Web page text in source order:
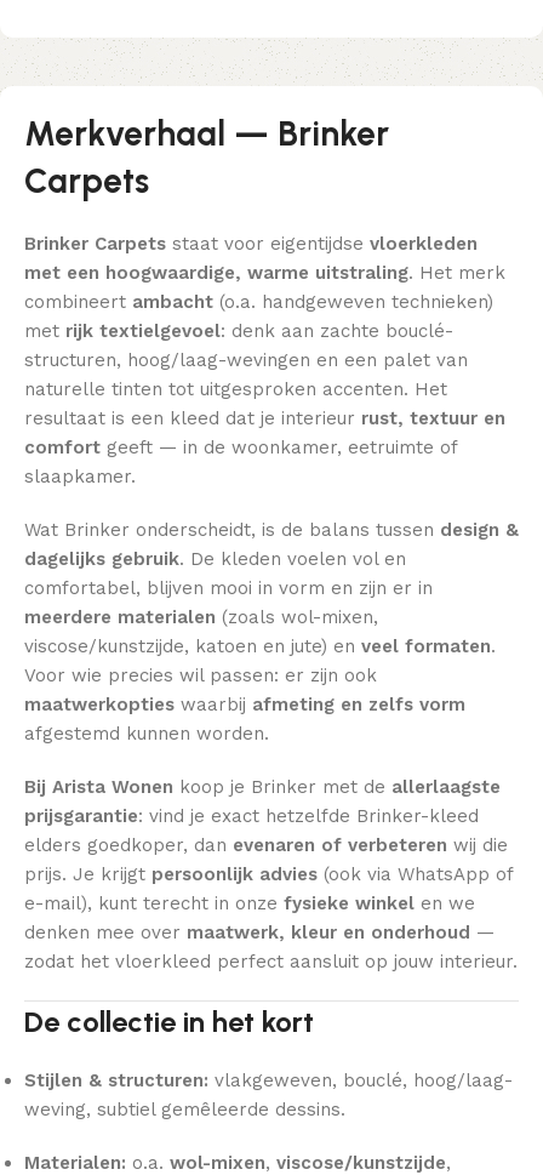
Merkverhaal — Brinker
Carpets
Brinker Carpets staat voor eigentijdse vloerkleden
met een hoogwaardige, warme uitstraling. Het merk
combineert ambacht (o.a. handgeweven technieken)
met rijk textielgevoel: denk aan zachte bouclé-
structuren, hoog/laag-wevingen en een palet van
naturelle tinten tot uitgesproken accenten. Het
resultaat is een kleed dat je interieur rust, textuur en
comfort geeft — in de woonkamer, eetruimte of
slaapkamer.
Wat Brinker onderscheidt, is de balans tussen design &
dagelijks gebruik. De kleden voelen vol en
comfortabel, blijven mooi in vorm en zijn er in
meerdere materialen (zoals wol-mixen,
viscose/kunstzijde, katoen en jute) en veel formaten.
Voor wie precies wil passen: er zijn ook
maatwerkopties waarbij afmeting en zelfs vorm
afgestemd kunnen worden.
Bij Arista Wonen koop je Brinker met de allerlaagste
prijsgarantie: vind je exact hetzelfde Brinker-kleed
elders goedkoper, dan evenaren of verbeteren wij die
prijs. Je krijgt persoonlijk advies (ook via WhatsApp of
e-mail), kunt terecht in onze fysieke winkel en we
denken mee over maatwerk, kleur en onderhoud —
zodat het vloerkleed perfect aansluit op jouw interieur.
De collectie in het kort
Stijlen & structuren: vlakgeweven, bouclé, hoog/laag-
weving, subtiel gemêleerde dessins.
Materialen: o.a. wol-mixen, viscose/kunstzijde,